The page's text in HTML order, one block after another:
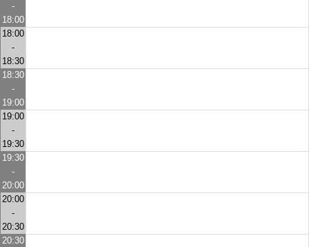
-
18:00
18:00
-
18:30
18:30
-
19:00
19:00
-
19:30
19:30
-
20:00
20:00
-
20:30
20:30